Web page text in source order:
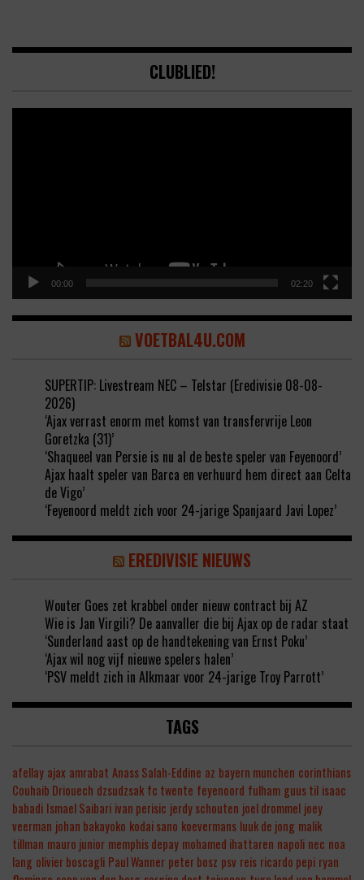
CLUBLIED!
00:00 02:20
VOETBAL4U.COM
SUPERTIP: Livestream NEC – Telstar (Eredivisie 08-08-
2026)
‘Ajax verrast enorm met komst van transfervrije Leon
Goretzka (31)’
‘Shaqueel van Persie is nu al de beste speler van Feyenoord’
Ajax haalt speler van Barca en verhuurd hem direct aan Celta
de Vigo’
‘Feyenoord meldt zich voor 24-jarige Spanjaard Javi Lopez’
EREDIVISIE NIEUWS
Wouter Goes zet krabbel onder nieuw contract bij AZ
Wie is Jan Virgili? De aanvaller die bij Ajax op de radar staat
‘Sunderland aast op de handtekening van Ernst Poku’
‘Ajax wil nog vijf nieuwe spelers halen’
‘PSV meldt zich in Alkmaar voor 24-jarige Troy Parrott’
TAGS
afellay ajax amrabat Anass Salah-Eddine az bayern munchen corinthians
Couhaib Driouech dzsudzsak fc twente feyenoord fulham guus til isaac
babadi Ismael Saibari ivan perisic jerdy schouten joel drommel joey
veerman johan bakayoko kodai sano koevermans luuk de jong malik
tillman mauro junior memphis depay mohamed ihattaren napoli nec noa
lang olivier boscagli Paul Wanner peter bosz psv reis ricardo pepi ryan